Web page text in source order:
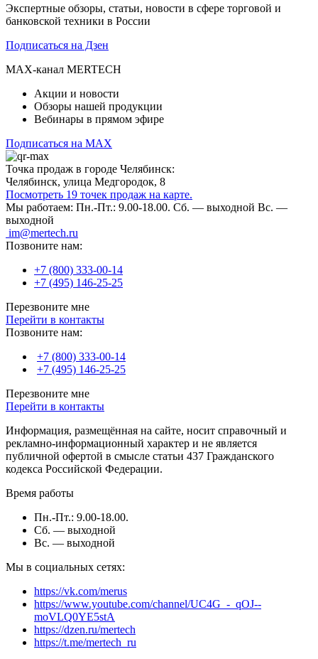
Экспертные обзоры, статьи, новости в сфере торговой и
банковской техники в России
Подписаться на Дзен
MAX-канал MERTECH
Акции и новости
Обзоры нашей продукции
Вебинары в прямом эфире
Подписаться на MAX
Точка продаж в городе Челябинск:
Челябинск, улица Медгородок, 8
Посмотреть 19 точек продаж на карте.
Мы работаем: Пн.-Пт.: 9.00-18.00. Сб. — выходной Вс. —
выходной
im@mertech.ru
Позвоните нам:
+7 (800) 333-00-14
+7 (495) 146-25-25
Перезвоните мне
Перейти в контакты
Позвоните нам:
+7 (800) 333-00-14
+7 (495) 146-25-25
Перезвоните мне
Перейти в контакты
Информация, размещённая на сайте, носит справочный и
рекламно-информационный характер и не является
публичной офертой в смысле статьи 437 Гражданского
кодекса Российской Федерации.
Время работы
Пн.-Пт.: 9.00-18.00.
Сб. — выходной
Вс. — выходной
Мы в социальных сетях:
https://vk.com/merus
https://www.youtube.com/channel/UC4G_-_qOJ--
moVLQ0YE5stA
https://dzen.ru/mertech
https://t.me/mertech_ru